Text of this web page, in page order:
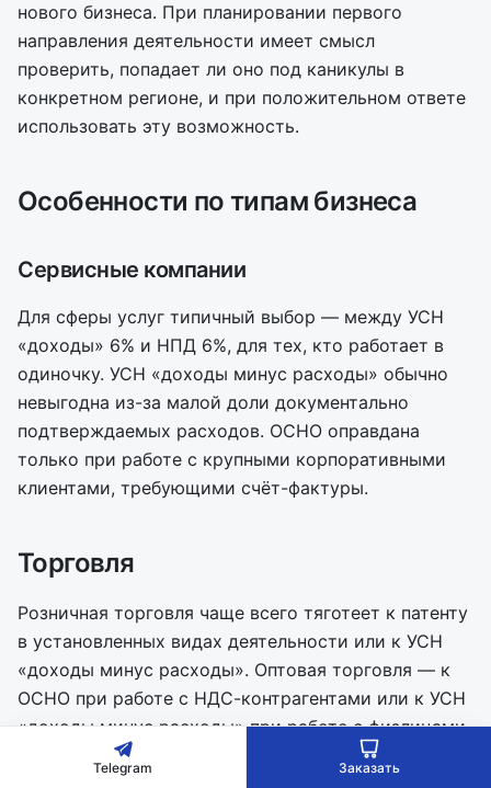
нового бизнеса. При планировании первого
направления деятельности имеет смысл
проверить, попадает ли оно под каникулы в
конкретном регионе, и при положительном ответе
использовать эту возможность.
Особенности по типам бизнеса
Сервисные компании
Для сферы услуг типичный выбор — между УСН
«доходы» 6% и НПД 6%, для тех, кто работает в
одиночку. УСН «доходы минус расходы» обычно
невыгодна из-за малой доли документально
подтверждаемых расходов. ОСНО оправдана
только при работе с крупными корпоративными
клиентами, требующими счёт-фактуры.
Торговля
Розничная торговля чаще всего тяготеет к патенту
в установленных видах деятельности или к УСН
«доходы минус расходы». Оптовая торговля — к
ОСНО при работе с НДС-контрагентами или к УСН
«доходы минус расходы» при работе с физлицами
и неплательщиками НДС.
Telegram Заказать